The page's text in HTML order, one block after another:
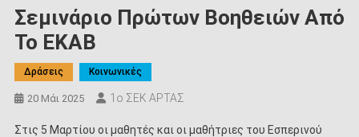
Σεμινάριο Πρώτων Βοηθειών Από
Το ΕΚΑΒ
Δράσεις Κοινωνικές
20 Μάι 2025 1ο ΣΕΚ ΑΡΤΑΣ
Στις 5 Μαρτίου οι μαθητές και οι μαθήτριες του Εσπερινού